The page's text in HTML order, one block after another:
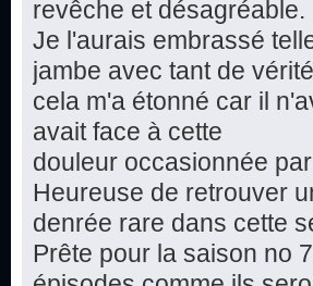
revêche et désagréable.
Je l'aurais embrassé
jambe avec tant de
cela m'a étonné car il
avait face à cette
douleur occasionnée
Heureuse de retrouver
denrée rare dans cette
Prête pour la saison no